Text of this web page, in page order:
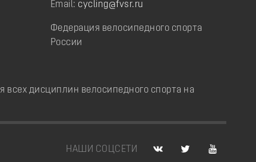
Email: cycling@fvsr.ru
Федерация велосипедного спорта
России
дисциплин велосипедного спорта на
НАШИ СОЦСЕТИ